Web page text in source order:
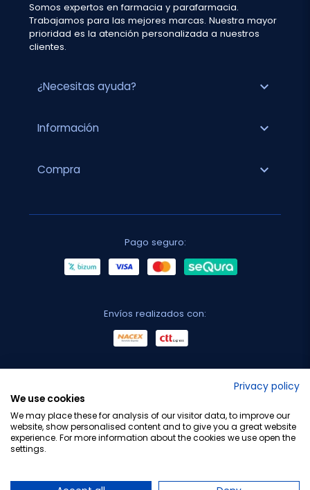
Somos expertos en farmacia y parafarmacia.
Trabajamos para las mejores marcas. Nuestra mayor
prioridad es la atención personalizada a nuestros
clientes.
¿Necesitas ayuda? expand_more
Información expand_more
Compra expand_more
Pago seguro:
Envíos realizados con:
Privacy policy
We use cookies
We may place these for analysis of our visitor data, to improve our
website, show personalised content and to give you a great website
experience. For more information about the cookies we use open the
settings.